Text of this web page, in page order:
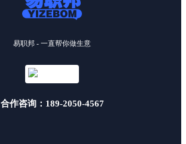
易职邦 - 一直帮你做生意
合作咨询：189-2050-4567